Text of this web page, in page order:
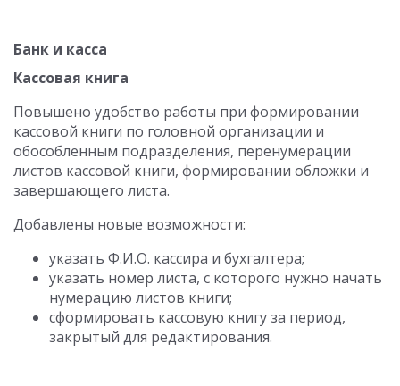
Банк и касса
Кассовая книга
Повышено удобство работы при формировании
кассовой книги по головной организации и
обособленным подразделения, перенумерации
листов кассовой книги, формировании обложки и
завершающего листа.
Добавлены новые возможности:
указать Ф.И.О. кассира и бухгалтера;
указать номер листа, с которого нужно начать
нумерацию листов книги;
сформировать кассовую книгу за период,
закрытый для редактирования.